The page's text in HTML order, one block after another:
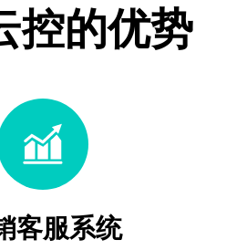
控的优势
客服系统